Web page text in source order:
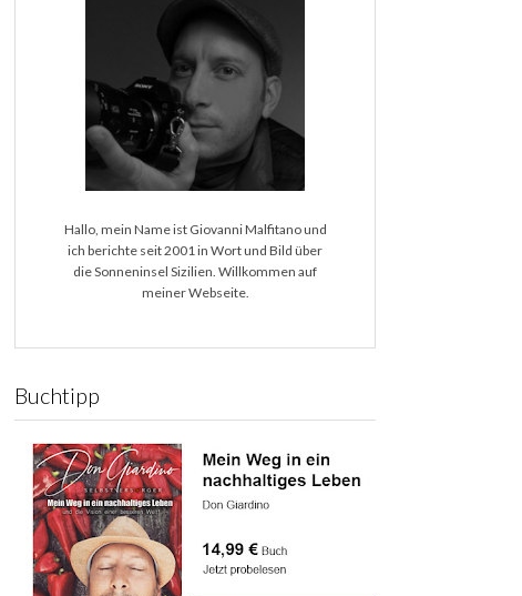
Hallo, mein Name ist Giovanni Malfitano und
ich berichte seit 2001 in Wort und Bild über
die Sonneninsel Sizilien. Willkommen auf
meiner Webseite.
Buchtipp